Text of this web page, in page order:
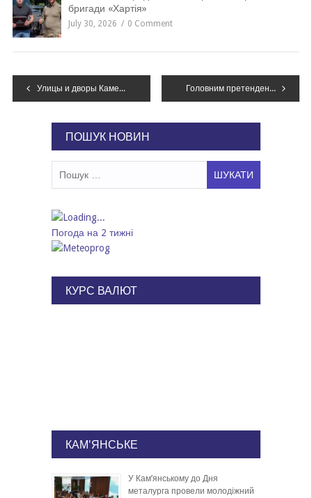
бригади «Хартія»
July 30, 2026 0 Comment
Навігація
Улицы и дворы Каменского продолжают освещать Головним претендентом на «Оскара» став фільм «Джокер» – 11 номінацій
ПОШУК НОВИН
Погода на 2 тижні
КУРС ВАЛЮТ
КАМ'ЯНСЬКЕ
У Кам’янському до Дня
металурга провели молодіжний